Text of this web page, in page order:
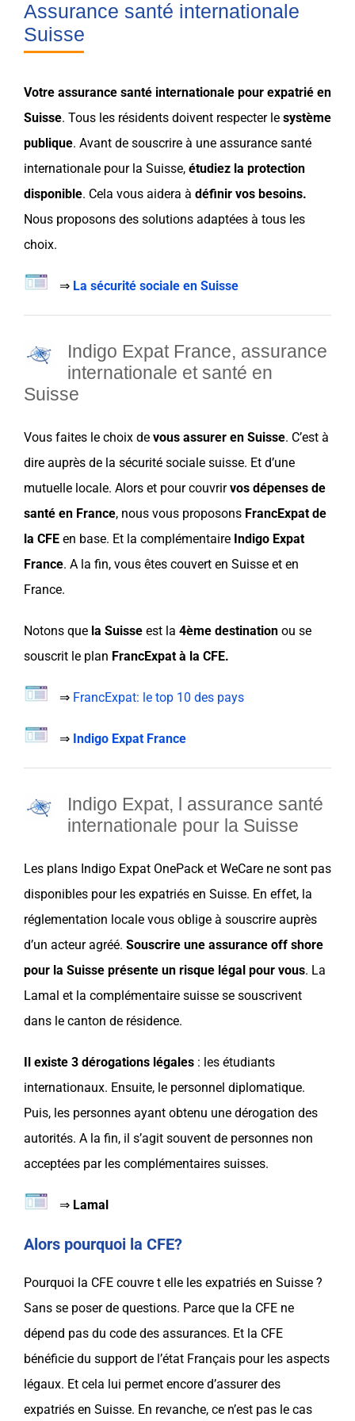
Assurance santé internationale
Suisse
Votre assurance santé internationale pour expatrié en
Suisse. Tous les résidents doivent respecter le système
publique. Avant de souscrire à une assurance santé
internationale pour la Suisse, étudiez la protection
disponible. Cela vous aidera à définir vos besoins.
Nous proposons des solutions adaptées à tous les
choix.
⇒ La sécurité sociale en Suisse
Indigo Expat France, assurance
internationale et santé en
Suisse
Vous faites le choix de vous assurer en Suisse. C’est à
dire auprès de la sécurité sociale suisse. Et d’une
mutuelle locale. Alors et pour couvrirvos dépenses de
santé en France, nous vous proposons FrancExpat de
la CFE en base. Et la complémentaire Indigo Expat
France. A la fin, vous êtes couvert en Suisse et en
France.
Notons que la Suisse est la 4ème destination ou se
souscrit le plan FrancExpat à la CFE.
⇒ FrancExpat: le top 10 des pays
⇒ Indigo Expat France
Indigo Expat, l assurance santé
internationale pour la Suisse
Les plans Indigo Expat OnePack et WeCare ne sont pas
disponibles pour les expatriés en Suisse. En effet, la
réglementation locale vous oblige à souscrire auprès
d’un acteur agréé. Souscrire une assurance off shore
pour la Suisse présente un risque légal pour vous. La
Lamal et la complémentaire suisse se souscrivent
dans le canton de résidence.
Il existe 3 dérogations légales : les étudiants
internationaux. Ensuite, le personnel diplomatique.
Puis, les personnes ayant obtenu une dérogation des
autorités. A la fin, il s’agit souvent de personnes non
acceptées par les complémentaires suisses.
⇒ Lamal
Alors pourquoi la CFE?
Pourquoi la CFE couvre t elle les expatriés en Suisse ?
Sans se poser de questions. Parce que la CFE ne
dépend pas du code des assurances. Et la CFE
bénéficie du support de l’état Français pour les aspects
légaux. Et cela lui permet encore d’assurer des
expatriés en Suisse. En revanche, ce n’est pas le cas